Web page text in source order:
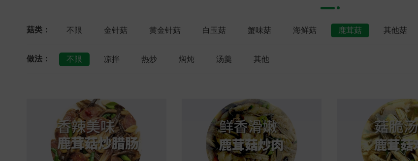
菇类： 不限 金针菇 黄金针菇 白玉菇 蟹味菇 海鲜菇 鹿茸菇 其他菇
做法： 不限 凉拌 热炒 焖炖 汤羹 其他